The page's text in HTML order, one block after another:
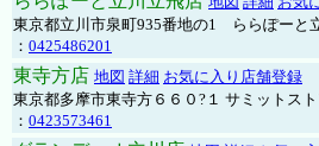
東京都立川市泉町935番地の1 ららぽーと
： 0425486201
東寺方店 地図 詳細 お気に入り店舗登録
東京都多摩市東寺方６６０?１ サミットス
： 0423573461